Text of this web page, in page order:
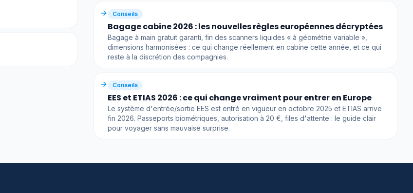
Conseils
Bagage cabine 2026 : les nouvelles règles européennes décryptées
Bagage à main gratuit garanti, fin des scanners liquides « à géométrie variable »,
dimensions harmonisées : ce qui change réellement en cabine cette année, et ce qui
reste à la discrétion des compagnies.
Conseils
EES et ETIAS 2026 : ce qui change vraiment pour entrer en Europe
Le système d'entrée/sortie EES est entré en vigueur en octobre 2025 et ETIAS arrive
fin 2026. Passeports biométriques, autorisation à 20 €, files d'attente : le guide clair
pour voyager sans mauvaise surprise.